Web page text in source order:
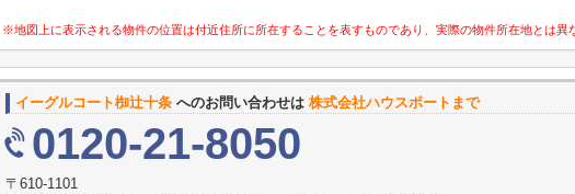
※地図上に表示される物件の位置は付近住所に所在することを表すものであり、実際の物件所在地とは異
イーグルコート椥辻十条 へのお問い合わせは 株式会社ハウスポートまで
0120-21-8050
〒610-1101